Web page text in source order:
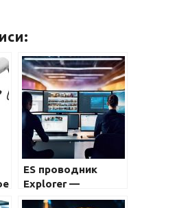
ES проводник
Explorer —
мощный